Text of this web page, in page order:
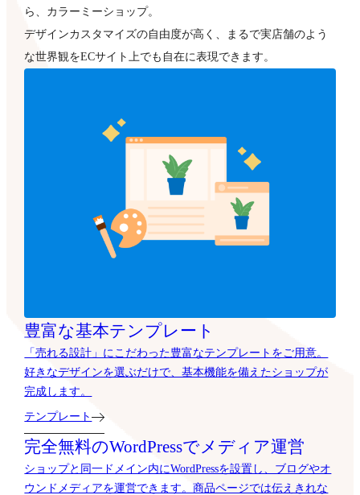
ら、カラーミーショップ。
デザインカスタマイズの自由度が高く、まるで実店舗のよう
な世界観をECサイト上でも自在に表現できます。
豊富な基本テンプレート
「売れる設計」にこだわった豊富なテンプレートをご用意。
好きなデザインを選ぶだけで、基本機能を備えたショップが
完成します。
テンプレート
完全無料のWordPressでメディア運営
ショップと同一ドメイン内にWordPressを設置し、ブログやオ
ウンドメディアを運営できます。商品ページでは伝えきれな